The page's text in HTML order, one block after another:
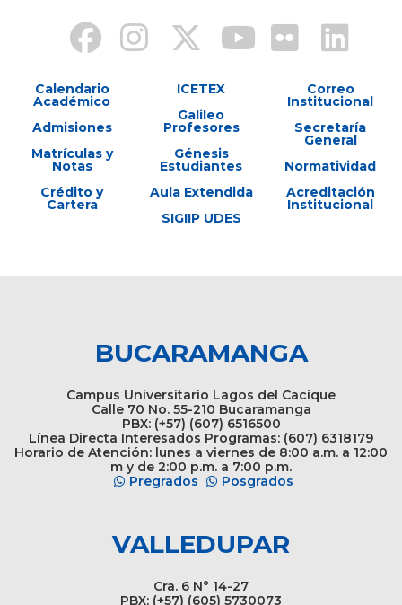
Calendario
Académico
Admisiones
Matrículas y
Notas
Crédito y
Cartera
ICETEX
Galileo
Profesores
Génesis
Estudiantes
Aula Extendida
SIGIIP UDES
Correo
Institucional
Secretaría
General
Normatividad
Acreditación
Institucional
BUCARAMANGA
Campus Universitario Lagos del Cacique
Calle 70 No. 55-210 Bucaramanga
PBX: (+57) (607) 6516500
Línea Directa Interesados Programas: (607) 6318179
Horario de Atención: lunes a viernes de 8:00 a.m. a 12:00
m y de 2:00 p.m. a 7:00 p.m.
Pregrados
Posgrados
VALLEDUPAR
Cra. 6 N° 14-27
PBX: (+57) (605) 5730073